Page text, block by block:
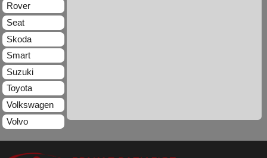
Rover
Seat
Skoda
Smart
Suzuki
Toyota
Volkswagen
Volvo